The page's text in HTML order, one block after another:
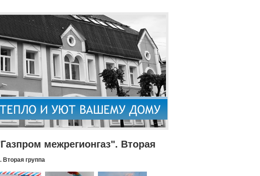
межрегионгаз". Вторая
группа